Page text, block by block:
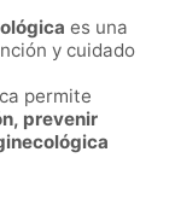
es una
y cuidado
permite
prevenir